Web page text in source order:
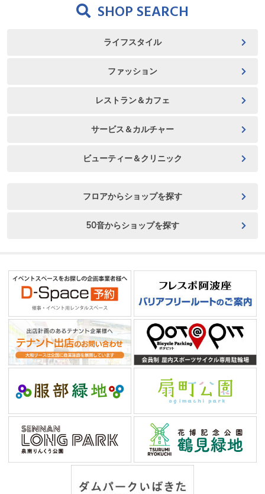
SHOP SEARCH
ライフスタイル
ファッション
レストラン＆カフェ
サービス＆カルチャー
ビューティー＆クリニック
フロアからショップを探す
50音からショップを探す